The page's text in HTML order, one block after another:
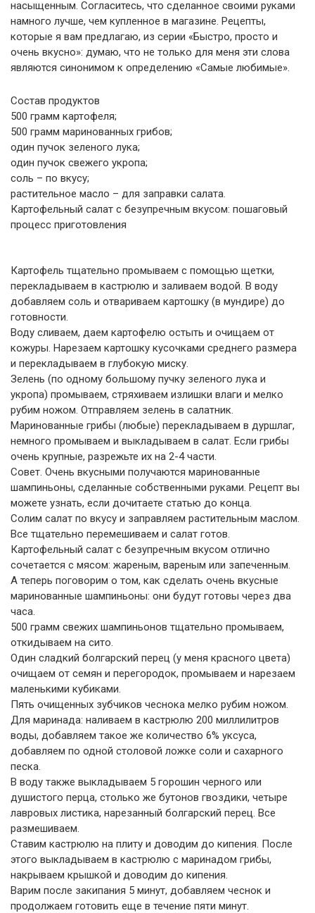
насыщенным. Согласитесь, что сделанное своими руками
намного лучше, чем купленное в магазине. Рецепты,
которые я вам предлагаю, из серии «Быстро, просто и
очень вкусно»: думаю, что не только для меня эти слова
являются синонимом к определению «Самые любимые».
Состав продуктов
500 грамм картофеля;
500 грамм маринованных грибов;
один пучок зеленого лука;
один пучок свежего укропа;
соль – по вкусу;
растительное масло – для заправки салата.
Картофельный салат с безупречным вкусом: пошаговый
процесс приготовления
Картофель тщательно промываем с помощью щетки,
перекладываем в кастрюлю и заливаем водой. В воду
добавляем соль и отвариваем картошку (в мундире) до
готовности.
Воду сливаем, даем картофелю остыть и очищаем от
кожуры. Нарезаем картошку кусочками среднего размера
и перекладываем в глубокую миску.
Зелень (по одному большому пучку зеленого лука и
укропа) промываем, стряхиваем излишки влаги и мелко
рубим ножом. Отправляем зелень в салатник.
Маринованные грибы (любые) перекладываем в дуршлаг,
немного промываем и выкладываем в салат. Если грибы
очень крупные, разрежьте их на 2-4 части.
Совет. Очень вкусными получаются маринованные
шампиньоны, сделанные собственными руками. Рецепт вы
можете узнать, если дочитаете статью до конца.
Солим салат по вкусу и заправляем растительным маслом.
Все тщательно перемешиваем и салат готов.
Картофельный салат с безупречным вкусом отлично
сочетается с мясом: жареным, вареным или запеченным.
А теперь поговорим о том, как сделать очень вкусные
маринованные шампиньоны: они будут готовы через два
часа.
500 грамм свежих шампиньонов тщательно промываем,
откидываем на сито.
Один сладкий болгарский перец (у меня красного цвета)
очищаем от семян и перегородок, промываем и нарезаем
маленькими кубиками.
Пять очищенных зубчиков чеснока мелко рубим ножом.
Для маринада: наливаем в кастрюлю 200 миллилитров
воды, добавляем такое же количество 6% уксуса,
добавляем по одной столовой ложке соли и сахарного
песка.
В воду также выкладываем 5 горошин черного или
душистого перца, столько же бутонов гвоздики, четыре
лавровых листика, нарезанный болгарский перец. Все
размешиваем.
Ставим кастрюлю на плиту и доводим до кипения. После
этого выкладываем в кастрюлю с маринадом грибы,
накрываем крышкой и доводим до кипения.
Варим после закипания 5 минут, добавляем чеснок и
продолжаем готовить еще в течение пяти минут.